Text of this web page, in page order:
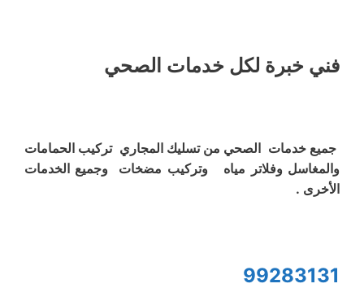
فني خبرة لكل خدمات الصحي
جميع خدمات الصحي من تسليك المجاري تركيب الحمامات
والمغاسل وفلاتر مياه وتركيب مضخات وجميع الخدمات
الأخرى .
99283131